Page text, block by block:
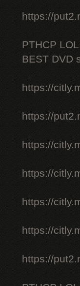
https://
PTHCP
BEST DVD
https://
https://
https://
https://
https://
https://
https://